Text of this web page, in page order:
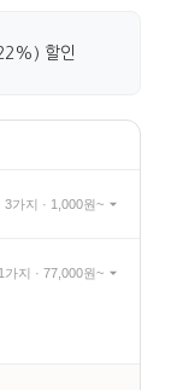
할인
3가지 · 1,000원~
1가지 · 77,000원~